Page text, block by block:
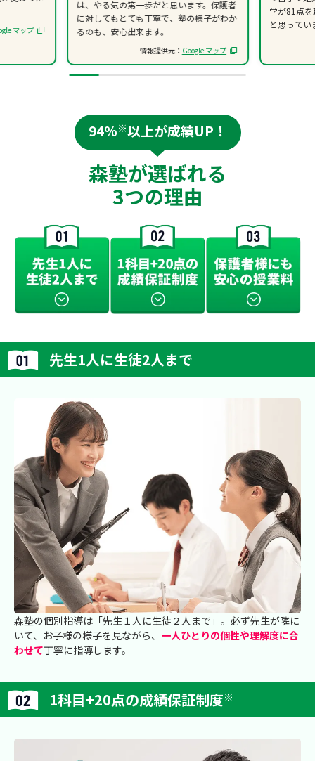
マップ
は、やる気の第一歩だと思います。保護者
に対してもとても丁寧で、塾の様子がわか
るのも、安心出来ます。
情報提供元： Google マップ
学が81点
と思ってい
94%※以上が成績UP！
森塾が選ばれる
3つの理由
先生1人に生徒2人まで
森塾の個別指導は「先生１人に生徒２人まで」。必ず先生が隣に
いて、お子様の様子を見ながら、 一人ひとりの個性や理解度に合
わせて丁寧に指導します。
1科目+20点の成績保証制度※